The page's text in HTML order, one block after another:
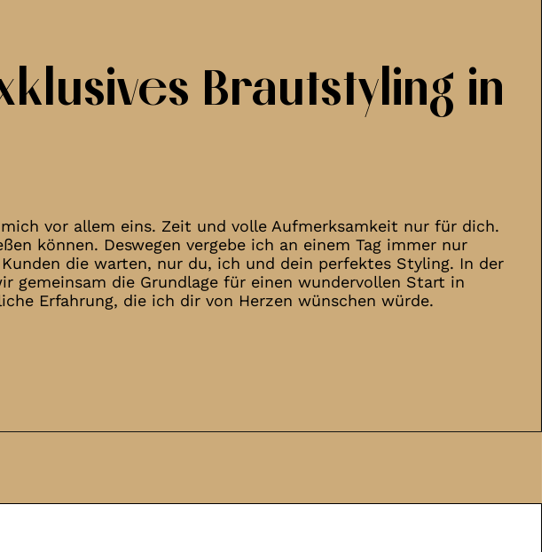
Brautstyling in
vor allem eins. Zeit und volle Aufmerksamkeit nur für dich.
können. Deswegen vergebe ich an einem Tag immer nur
die warten, nur du, ich und dein perfektes Styling. In der
gemeinsam die Grundlage für einen wundervollen Start in
Erfahrung, die ich dir von Herzen wünschen würde.